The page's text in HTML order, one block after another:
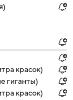
красок)
гиганты)
красок)